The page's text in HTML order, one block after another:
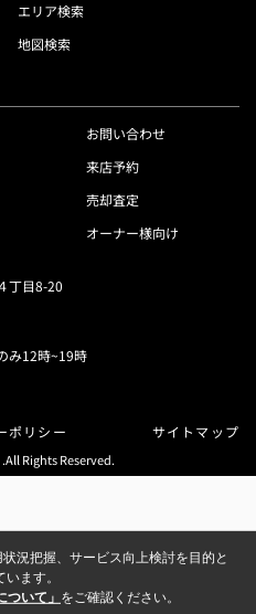
エリア検索
地図検索
お問い合わせ
来店予約
売却査定
オーナー様向け
丁目8-20
み12時~19時
ポリシー サイトマップ
Rights Reserved.
況把握、サービス向上検討を目的と
ます。
ついて」 をご確認ください。